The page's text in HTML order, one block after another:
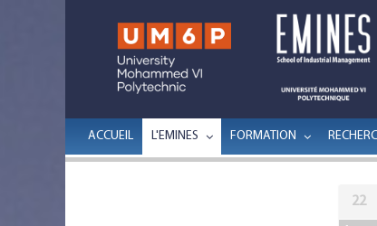
ACCUEIL L'EMINES FORMATION
22